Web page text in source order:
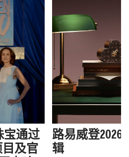
宝通过
目及官
路易威登2026
辑